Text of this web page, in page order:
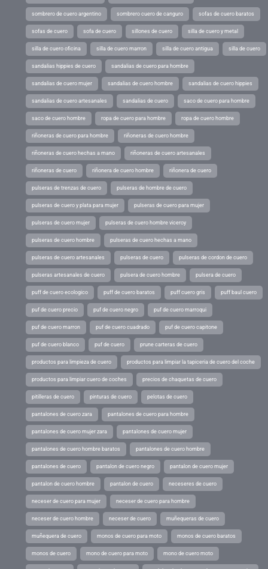
sombrero de cuero argentino sombrero cuero de canguro sofas de cuero baratos
sofas de cuero sofa de cuero sillones de cuero silla de cuero y metal
silla de cuero oficina silla de cuero marron silla de cuero antigua silla de cuero
sandalias hippies de cuero sandalias de cuero para hombre
sandalias de cuero mujer sandalias de cuero hombre sandalias de cuero hippies
sandalias de cuero artesanales sandalias de cuero saco de cuero para hombre
saco de cuero hombre ropa de cuero para hombre ropa de cuero hombre
riñoneras de cuero para hombre riñoneras de cuero hombre
riñoneras de cuero hechas a mano riñoneras de cuero artesanales
riñoneras de cuero riñonera de cuero hombre riñonera de cuero
pulseras de trenzas de cuero pulseras de hombre de cuero
pulseras de cuero y plata para mujer pulseras de cuero para mujer
pulseras de cuero mujer pulseras de cuero hombre viceroy
pulseras de cuero hombre pulseras de cuero hechas a mano
pulseras de cuero artesanales pulseras de cuero pulseras de cordon de cuero
pulseras artesanales de cuero pulsera de cuero hombre pulsera de cuero
puff de cuero ecologico puff de cuero baratos puff cuero gris puff baul cuero
puf de cuero precio puf de cuero negro puf de cuero marroqui
puf de cuero marron puf de cuero cuadrado puf de cuero capitone
puf de cuero blanco puf de cuero prune carteras de cuero
productos para limpieza de cuero productos para limpiar la tapiceria de cuero del coche
productos para limpiar cuero de coches precios de chaquetas de cuero
pitilleras de cuero pinturas de cuero pelotas de cuero
pantalones de cuero zara pantalones de cuero para hombre
pantalones de cuero mujer zara pantalones de cuero mujer
pantalones de cuero hombre baratos pantalones de cuero hombre
pantalones de cuero pantalon de cuero negro pantalon de cuero mujer
pantalon de cuero hombre pantalon de cuero neceseres de cuero
neceser de cuero para mujer neceser de cuero para hombre
neceser de cuero hombre neceser de cuero muñequeras de cuero
muñequera de cuero monos de cuero para moto monos de cuero baratos
monos de cuero mono de cuero para moto mono de cuero moto